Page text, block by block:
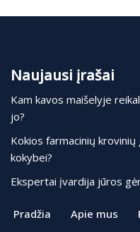
Naujausi įrašai
Kam kavos maišelyje
jo?
Kokios farmacinių
kokybei?
Ekspertai įvardija jūros
Pradžia Apie mus